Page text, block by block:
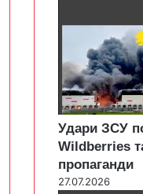
Удари ЗСУ
Wildberries
пропаганди
27.07.2026